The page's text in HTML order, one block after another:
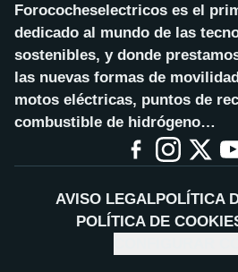
Forococheselectricos es el
dedicado al mundo de las
sostenibles, y donde
las nuevas formas de
motos eléctricas, puntos de
combustible de hidrógeno…
AVISO LEGALPOLÍTICA
POLÍTICA DE